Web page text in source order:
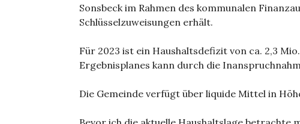
Sonsbeck im Rahmen des kommunalen
Schlüsselzuweisungen erhält.
Für 2023 ist ein Haushaltsdefizit von ca. 2,3
Ergebnisplanes kann durch die
Die Gemeinde verfügt über liquide Mittel in